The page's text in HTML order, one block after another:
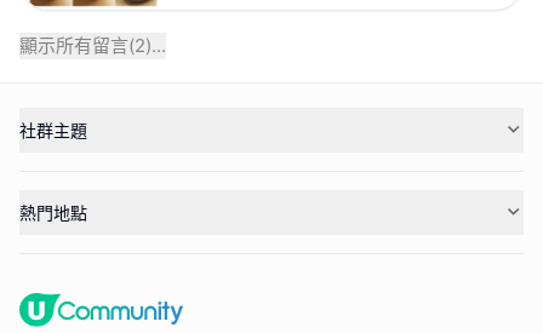
顯示所有留言(2)...
社群主題
熱門地點